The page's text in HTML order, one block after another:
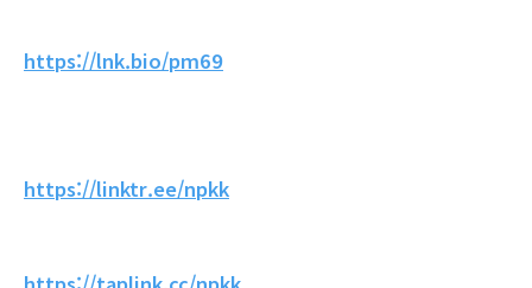
https://lnk.bio/pm69
https://linktr.ee/npkk